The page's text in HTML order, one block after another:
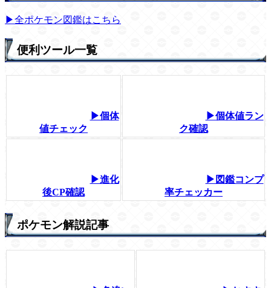
▶全ポケモン図鑑はこちら
便利ツール一覧
▶個体
値チェック
▶個体値ラン
ク確認
▶進化
後CP確認
▶図鑑コンプ
率チェッカー
ポケモン解説記事